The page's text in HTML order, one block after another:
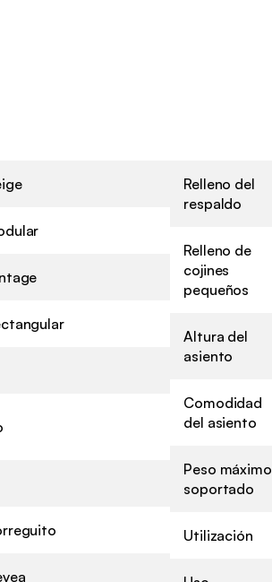
Relleno del
respaldo
Relleno de
cojines
pequeños
Altura del
asiento
Comodidad
del asiento
Peso máximo
soportado
Utilización